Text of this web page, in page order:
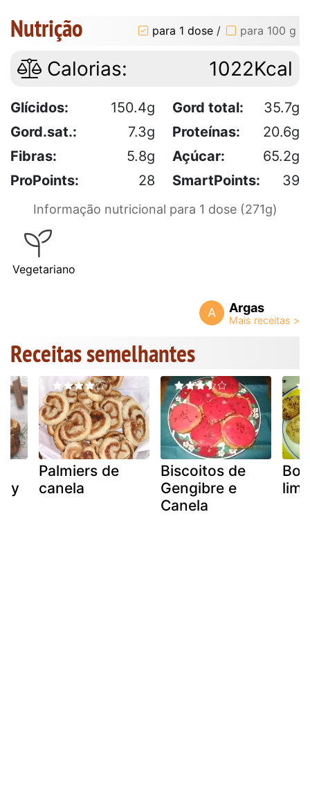
Nutrição para 1 dose / para 100 g
Calorias: 1022Kcal
Glícidos: 150.4g Gord total:
35.7g
Gord.sat.:
7.3g Proteínas:
20.6g
Fibras:
5.8g Açúcar:
65.2g
ProPoints:
28 SmartPoints: 39
Informação nutricional para 1 dose (271g)
Vegetariano
A Argas
Receitas semelhantes
Palmiers de
canela
Biscoitos de
Gengibre e
Canela